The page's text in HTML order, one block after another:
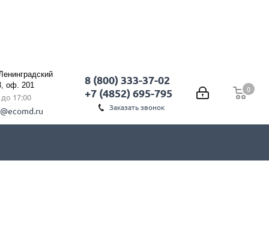
0
0
8 (800) 333-37-02
+7 (4852) 695-795
Заказать звонок
оф. 201
до 17:00